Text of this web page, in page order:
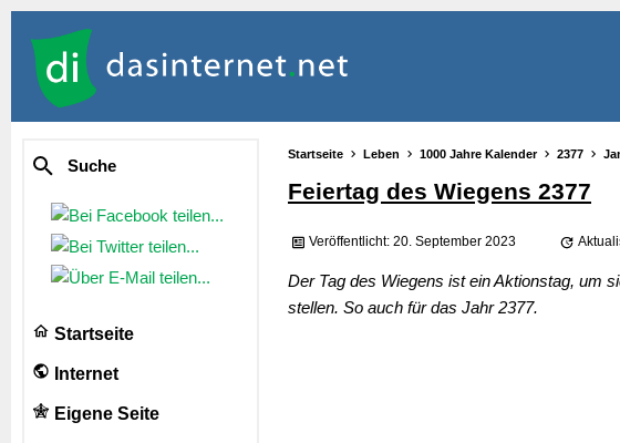
Suche
Startseite
Internet
Eigene Seite
Startseite Leben 1000 Jahre Kalender 2377
Feiertag des Wiegens 2377
Veröffentlicht: 20. September 2023
Der Tag des Wiegens ist ein Aktionstag, um
stellen. So auch für das Jahr 2377.